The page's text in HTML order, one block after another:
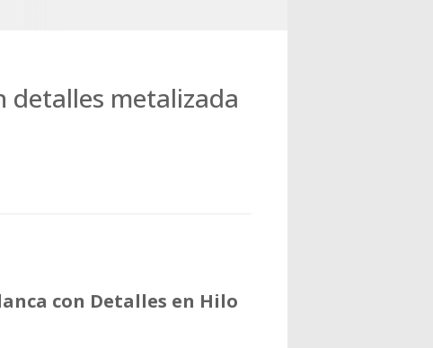
detalles metalizada
con Detalles en Hilo